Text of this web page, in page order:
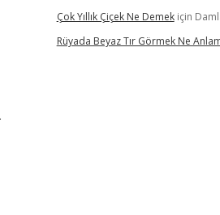
Çok Yıllık Çiçek Ne Demekiçin
Rüyada Beyaz Tır Görmek Ne